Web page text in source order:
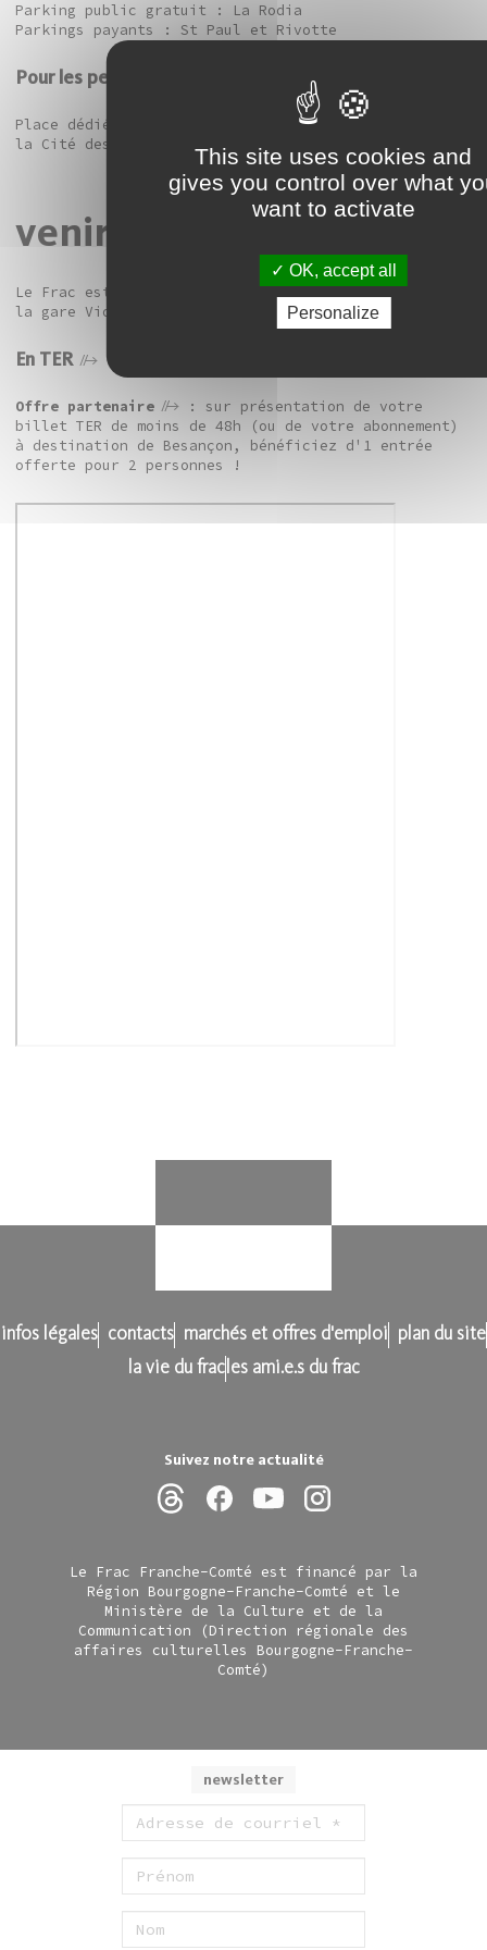
Suivez notre actualité
newsletter
Parking public gratuit : La Rodia
Parkings payants : St Paul et Rivotte
Pour les personnes à mobilité réduite
Place dédiée, dépose minute et rampe d’accès devant
la Cité des arts
venir en train
Le Frac est situé à seulement 25 minutes à pied de
la gare Viotte.
En TER
Offre partenaire
: sur présentation de votre
billet TER de moins de 48h (ou de votre abonnement)
à destination de Besançon, bénéficiez d'1 entrée
offerte pour 2 personnes !
infos légales contacts marchés et offres d'emploi
plan du site
la vie du frac les ami.e.s du frac
Le Frac Franche-Comté est financé par la
Région Bourgogne-Franche-Comté et le
Ministère de la Culture et de la
Communication (Direction régionale des
affaires culturelles Bourgogne-Franche-
Comté)
This site uses cookies and
gives you control over what
want to activate
OK, accept all
Personalize